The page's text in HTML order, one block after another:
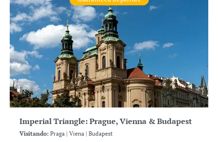
Imperial Triangle: Prague, Vienna & Budapest
Visitando: Praga | Viena | Budapest